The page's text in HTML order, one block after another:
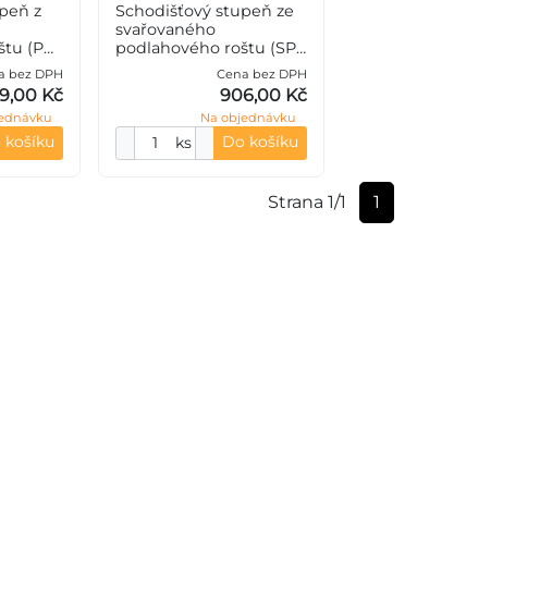
z
(PR),
33
síla
bez DPH
Kč
košíku
Schodišťový stupeň ze
svařovaného
podlahového roštu (SP),
34/38 - rozteče nosných
34 mm / rozpěrných 38
mm, výška 40 mm, síla
3 mm, ocel S235JR
(ST37.
Cena bez DPH
906,00 Kč
Na objednávku
ks Do košíku
Strana 1/1 1